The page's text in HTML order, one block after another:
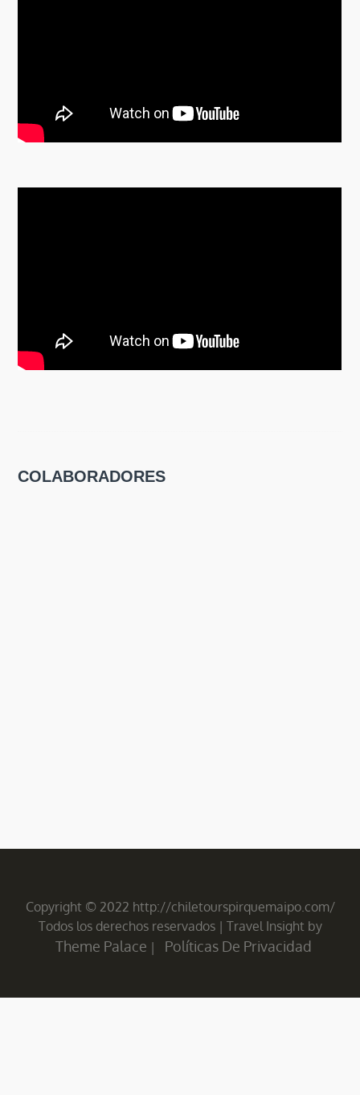
COLABORADORES
Copyright © 2022 http://chiletourspirquemaipo.com/
Todos los derechos reservados | Travel Insight by
Theme Palace | Políticas De Privacidad